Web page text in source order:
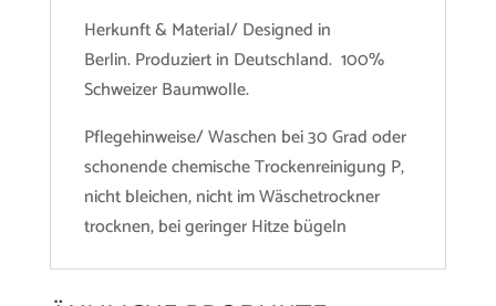
Herkunft & Material/ Designed in
Berlin. Produziert in Deutschland. 100%
Schweizer Baumwolle.
Pflegehinweise/ Waschen bei 30 Grad oder
schonende chemische Trockenreinigung P,
nicht bleichen, nicht im Wäschetrockner
trocknen, bei geringer Hitze bügeln